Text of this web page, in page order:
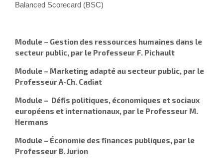
Balanced Scorecard (BSC)
Module – Gestion des ressources humaines dans le
secteur public, par le Professeur F. Pichault
Module – Marketing adapté au secteur public, par le
Professeur A-Ch. Cadiat
Module – Défis politiques, économiques et sociaux
européens et internationaux, par le Professeur M.
Hermans
Module – Économie des finances publiques, par le
Professeur B. Jurion